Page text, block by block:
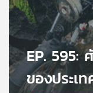
เครือ
ข่าย
วิทยุ
ไทย
พี
บี
เอส
EP. 595:
ของประเ